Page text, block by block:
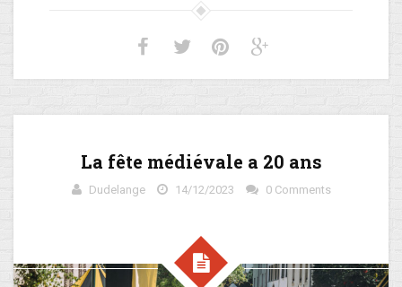
La fête médiévale a 20 ans
Dudelange 14/12/2023 0 Comments